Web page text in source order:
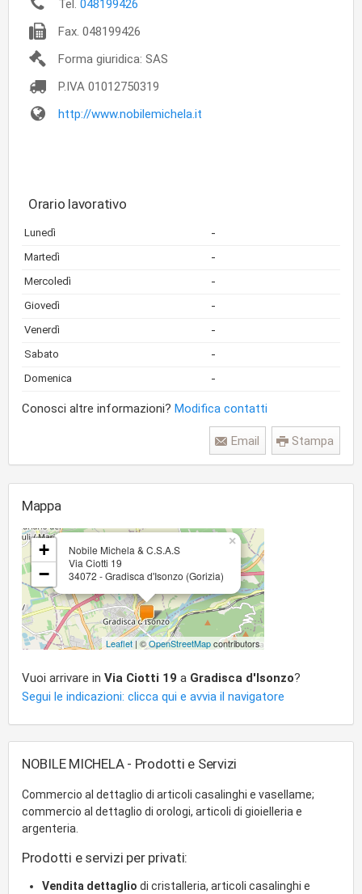
Tel. 048199426
Fax. 048199426
Forma giuridica: SAS
P.IVA 01012750319
http://www.nobilemichela.it
Orario lavorativo
Lunedì -
Martedì -
Mercoledì -
Giovedì -
Venerdì -
Sabato -
Domenica -
Conosci altre informazioni? Modifica contatti
Stampa
Email
Mappa
Nobile Michela & C.S.A.S
Via Ciotti 19
34072 - Gradisca d'Isonzo (Gorizia)
×
+
−
Leaflet | ©OpenStreetMapcontributors
Vuoi arrivare in Via Ciotti 19 a Gradisca d'Isonzo?
Segui le indicazioni: clicca qui e avvia il navigatore
NOBILE MICHELA - Prodotti e Servizi
Commercio al dettaglio di articoli casalinghi e vasellame;
commercio al dettaglio di orologi, articoli di gioielleria e
argenteria.
Prodotti e servizi per privati:
Vendita dettaglio di cristalleria, articoli casalinghi e